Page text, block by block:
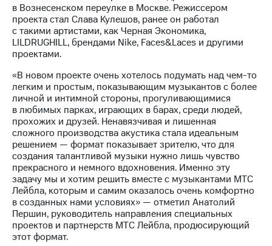
и акционерам
Корпоративное
управление
Корпоративный
Раскрытие
информации
Информация
акционерам
Документы
ПАО
"МТС"
Собрания
акционеров
Личный
кабинет
акционера
Акционерный
капитал
Контроль
в Вознесенском переулке в Москве. Режиссером
проекта стал Слава Кулешов, ранее он работал
с такими артистами, как Черная Экономика,
LILDRUGHILL, брендами Nike, Faces&Laces и другими
проектами.
«В новом проекте очень хотелось подумать над чем-то
легким и простым, показывающим музыкантов с более
личной и интимной стороны, прогуливающимися
в любимых парках, играющих в барах, среди людей,
прохожих и друзей. Ненавязчивая и лишенная
сложного производства акустика стала идеальным
решением — формат показывает зрителю, что для
создания талантливой музыки нужно лишь чувство
прекрасного и немного вдохновения. Именно эту
задачу мы и хотим решить вместе с музыкантами МТС
Лейбла, которым и самим оказалось очень комфортно
в созданных нами условиях» — отметил Анатолий
Першин, руководитель направления специальных
проектов и партнерств МТС Лейбла, продюсирующий
этот формат.